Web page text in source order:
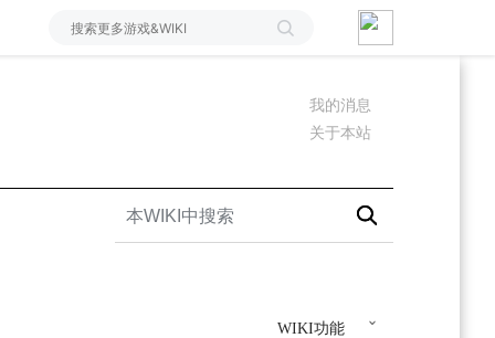
我的消息
关于本站
WIKI功能